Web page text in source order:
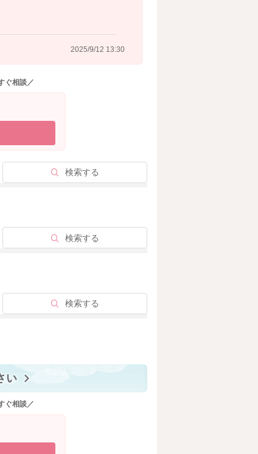
2025/9/12 13:30
ぐ相談／
検索する
検索する
検索する
ぐ相談／